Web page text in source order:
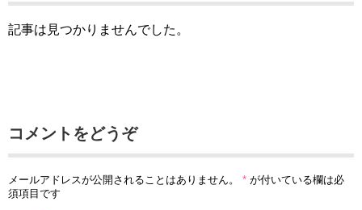
記事は見つかりませんでした。
コメントをどうぞ
メールアドレスが公開されることはありません。 * が付いている欄は必
須項目です